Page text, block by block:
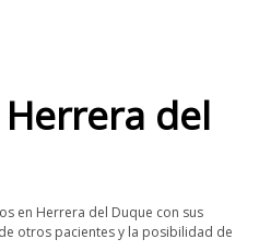
Herrera del
en Herrera del Duque con sus
otros pacientes y la posibilidad de